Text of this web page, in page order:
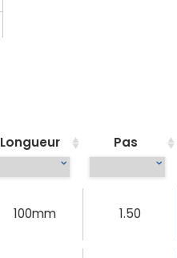
Longueur Pas
100mm 1.50